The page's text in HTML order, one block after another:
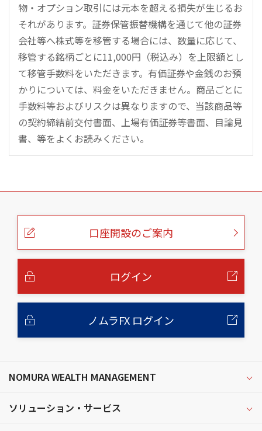
物・オプション取引には元本を超える損失が生じるお
それがあります。証券保管振替機構を通じて他の証券
会社等へ株式等を移管する場合には、数量に応じて、
移管する銘柄ごとに11,000円（税込み）を上限額とし
て移管手数料をいただきます。有価証券や金銭のお預
かりについては、料金をいただきません。商品ごとに
手数料等およびリスクは異なりますので、当該商品等
の契約締結前交付書面、上場有価証券等書面、目論見
書、等をよくお読みください。
こ
口座開設のご案内
ログイン
ノムラFX ログイン
NOMURA WEALTH MANAGEMENT
ソリューション・サービス